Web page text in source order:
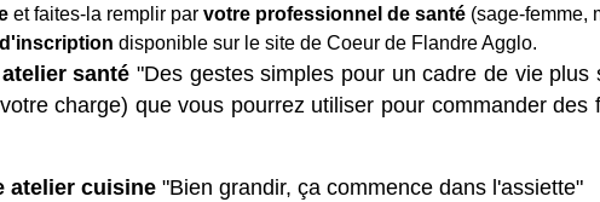
et faites-la remplir par votre professionnel de santé (sage-femme,
disponible sur le site de Coeur de Flandre Agglo.
santé "Des gestes simples pour un cadre de vie
charge) que vous pourrez utiliser pour commander
atelier cuisine "Bien grandir, ça commence dans l'assiette"